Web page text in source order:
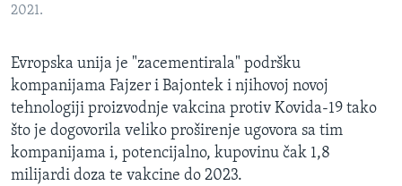
2021.
Evropska unija je "zacementirala" podršku
kompanijama Fajzer i Bajontek i njihovoj novoj
tehnologiji proizvodnje vakcina protiv Kovida-19 tako
što je dogovorila veliko proširenje ugovora sa tim
kompanijama i, potencijalno, kupovinu čak 1,8
milijardi doza te vakcine do 2023.